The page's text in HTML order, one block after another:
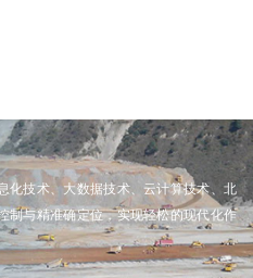
化技术、大数据技术、云计算技术、北
制与精准确定位，实现轻松的现代化作